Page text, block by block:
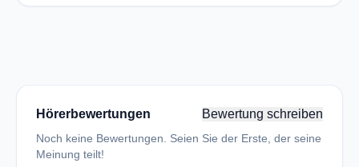
Hörerbewertungen Bewertung schreiben
Noch keine Bewertungen. Seien Sie der Erste, der seine
Meinung teilt!